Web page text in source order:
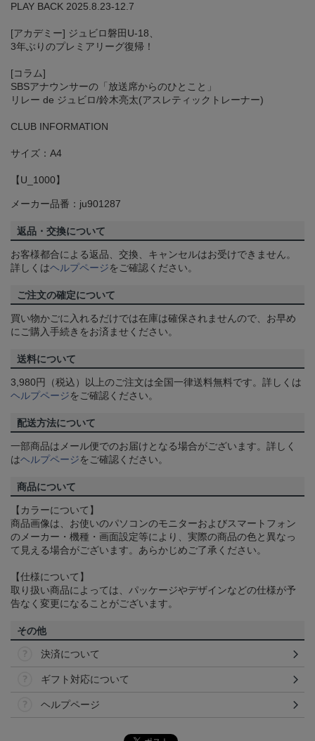
PLAY BACK 2025.8.23-12.7
[アカデミー] ジュビロ磐田U-18、
3年ぶりのプレミアリーグ復帰！
[コラム]
SBSアナウンサーの「放送席からのひとこと」
リレー de ジュビロ/鈴木亮太(アスレティックトレーナー)
CLUB INFORMATION
サイズ：A4
【U_1000】
メーカー品番：ju901287
返品・交換について
お客様都合による返品、交換、キャンセルはお受けできません。
詳しくはヘルプページをご確認ください。
ご注文の確定について
買い物かごに入れるだけでは在庫は確保されませんので、お早め
にご購入手続きをお済ませください。
送料について
3,980円（税込）以上のご注文は全国一律送料無料です。詳しくは
ヘルプページをご確認ください。
配送方法について
一部商品はメール便でのお届けとなる場合がございます。詳しく
はヘルプページをご確認ください。
商品について
【カラーについて】
商品画像は、お使いのパソコンのモニターおよびスマートフォン
のメーカー・機種・画面設定等により、実際の商品の色と異なっ
て見える場合がございます。あらかじめご了承ください。
【仕様について】
取り扱い商品によっては、パッケージやデザインなどの仕様が予
告なく変更になることがございます。
その他
決済について
ギフト対応について
ヘルプページ